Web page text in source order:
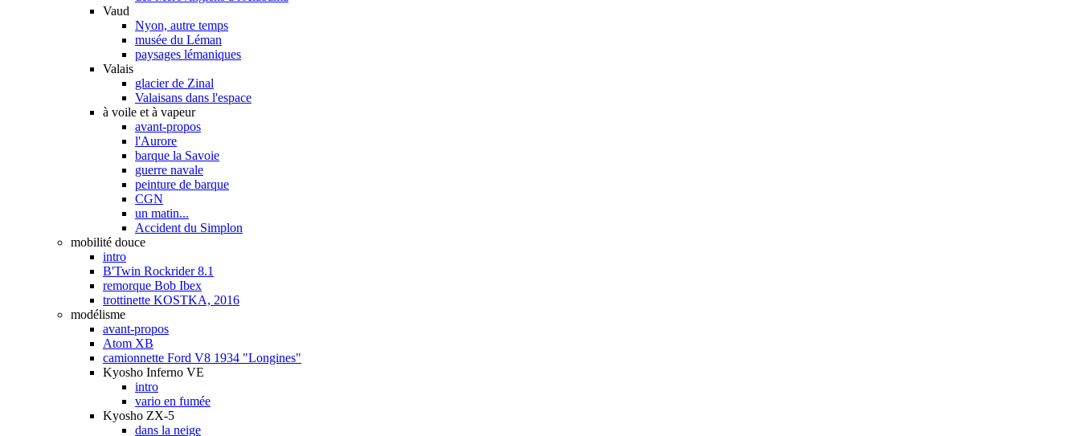
Vaud
Nyon, autre temps
musée du Léman
paysages lémaniques
Valais
glacier de Zinal
Valaisans dans l'espace
à voile et à vapeur
avant-propos
l'Aurore
barque la Savoie
guerre navale
peinture de barque
CGN
un matin...
Accident du Simplon
mobilité douce
intro
B'Twin Rockrider 8.1
remorque Bob Ibex
trottinette KOSTKA, 2016
modélisme
avant-propos
Atom XB
camionnette Ford V8 1934 "Longines"
Kyosho Inferno VE
intro
vario en fumée
Kyosho ZX-5
dans la neige